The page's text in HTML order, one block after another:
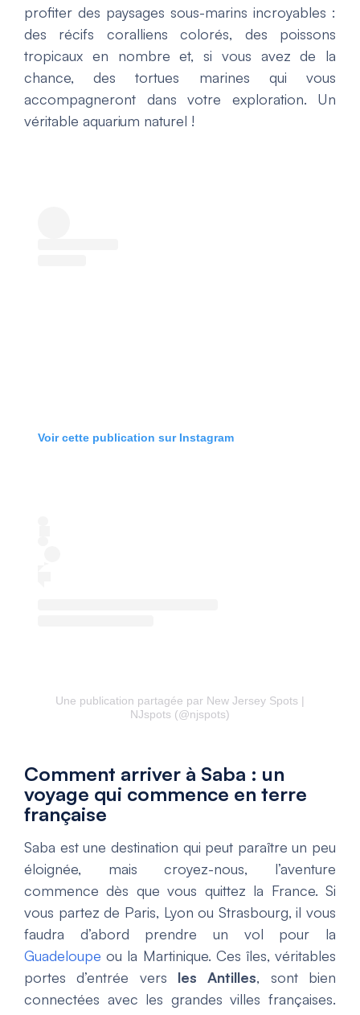
profiter des paysages sous-marins incroyables :
des récifs coralliens colorés, des poissons
tropicaux en nombre et, si vous avez de la
chance, des tortues marines qui vous
accompagneront dans votre exploration. Un
véritable aquarium naturel !
Voir cette publication sur Instagram
Une publication partagée par New Jersey Spots |
NJspots (@njspots)
Comment arriver à Saba : un
voyage qui commence en terre
française
Saba est une destination qui peut paraître un peu
éloignée, mais croyez-nous, l’aventure
commence dès que vous quittez la France. Si
vous partez de Paris, Lyon ou Strasbourg, il vous
faudra d’abord prendre un vol pour la
Guadeloupe ou la Martinique. Ces îles, véritables
portes d’entrée vers les Antilles, sont bien
connectées avec les grandes villes françaises.